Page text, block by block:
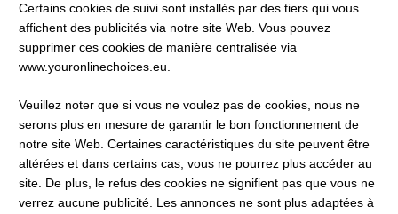
Certains cookies de suivi sont installés par des tiers qui vous
affichent des publicités via notre site Web. Vous pouvez
supprimer ces cookies de manière centralisée via
www.youronlinechoices.eu.
Veuillez noter que si vous ne voulez pas de cookies, nous ne
serons plus en mesure de garantir le bon fonctionnement de
notre site Web. Certaines caractéristiques du site peuvent être
altérées et dans certains cas, vous ne pourrez plus accéder au
site. De plus, le refus des cookies ne signifient pas que vous ne
verrez aucune publicité. Les annonces ne sont plus adaptées à